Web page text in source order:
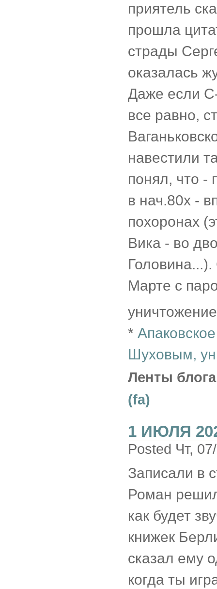
приятель
прошла
страды
оказалась
Даже если
все равно,
навестили
понял, что -
в нач.80х -
похоронах
Вика - во
Марте с
*
Шуховым,
Ленты
(fa)
1 ИЮЛЯ
Posted Чт,
Записали в
Роман
как будет
книжек
сказал ему
когда ты